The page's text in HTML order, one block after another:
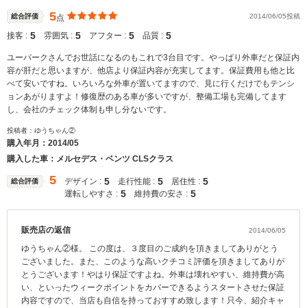
総合評価 5点 2014/06/05投稿
接客 : 5 雰囲気 : 5 アフター : 5 品質 : 5
ユーパークさんでお世話になるのもこれで3台目です。やっぱり外車だと保証内
容が肝だと思いますが、他店より保証内容が充実してます。保証費用も他と比
べて安いですね。いろいろな外車が置いてますので、見に行くだけでもテンシ
ョンあがりますよ！修復歴のある車が多いですが、整備工場も完備してます
し、会社のチェック体制も申し分ないです。
投稿者：ゆうちゃん②
購入年月： 2014/05
購入した車：メルセデス・ベンツ CLSクラス
総合評価 5 デザイン : 5 走行性能 : 5 居住性 : 5
運転しやすさ : 5 維持費の安さ : 5
販売店の返信 2014/06/05
ゆうちゃん②様。 この度は、３度目のご成約を頂きましてありがとう
ございました。また、このような高いクチコミ評価を頂きましてありが
とうございます！やはり保証ですよね。外車は壊れやすい、維持費が高
い、といったウィークポイントをカバーできるようスタートさせた保証
内容ですので、当店も自信を持っておすすめ致します！只今、紹介キャ